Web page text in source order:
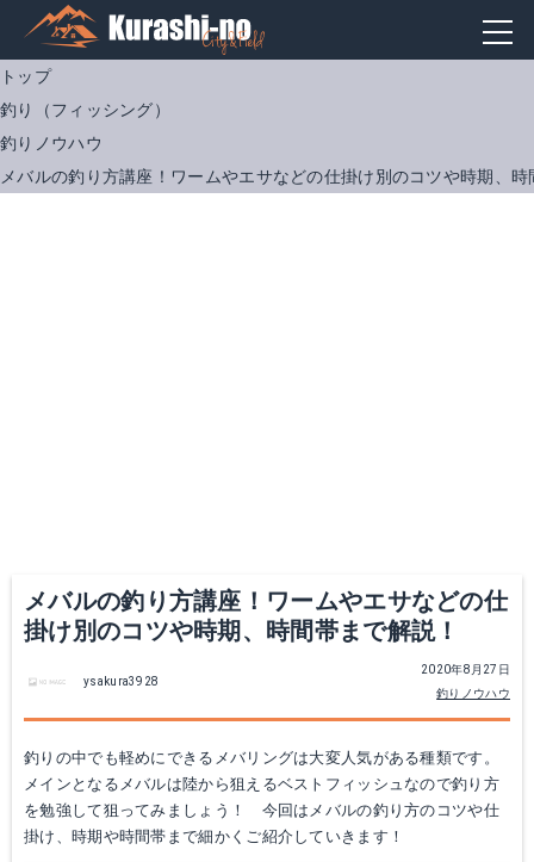
トップ
釣り（フィッシング）
釣りノウハウ
メバルの釣り方講座！ワームやエサなどの仕掛け別のコツや時期、
メバルの釣り方講座！ワームやエサなどの仕
掛け別のコツや時期、時間帯まで解説！
2020年8月27日
釣りノウハウ
ysakura3928
釣りの中でも軽めにできるメバリングは大変人気がある種類です。
メインとなるメバルは陸から狙えるベストフィッシュなので釣り方
を勉強して狙ってみましょう！ 今回はメバルの釣り方のコツや仕
掛け、時期や時間帯まで細かくご紹介していきます！
Amazonで詳細を見る Amazonで詳細を見る